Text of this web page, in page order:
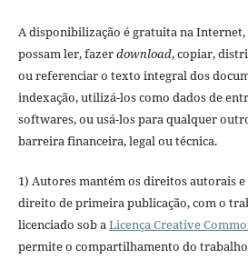
A disponibilização é gratuita na Internet,
possam ler, fazerdownload, copiar,
ou referenciar o texto integral dos
indexação, utilizá-los como dados de
softwares, ou usá-los para qualquer
barreira financeira, legal ou técnica.
1) Autores mantém os direitos autorais
direito de primeira publicação, com o
licenciado sob aLicença Creative
permite o compartilhamento do